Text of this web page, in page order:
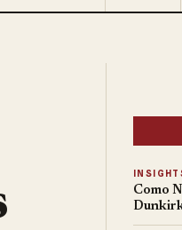
Como